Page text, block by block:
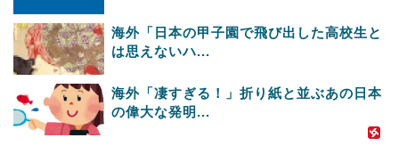
海外「日本の甲子園で飛び出した高校生と
は思えないハ...
海外「凄すぎる！」折り紙と並ぶあの日本
の偉大な発明...